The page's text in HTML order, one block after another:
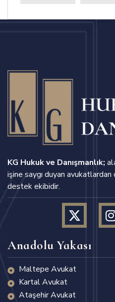
KG Hukuk ve Danışmanlık;
işine saygı duyan
destek ekibidir.
Anadolu Yakası
Maltepe Avukat
Kartal Avukat
Ataşehir Avukat